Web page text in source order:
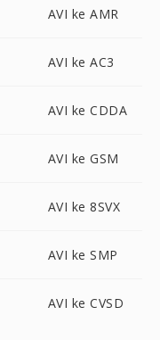
AVI ke AMR
AVI ke AC3
AVI ke CDDA
AVI ke GSM
AVI ke 8SVX
AVI ke SMP
AVI ke CVSD